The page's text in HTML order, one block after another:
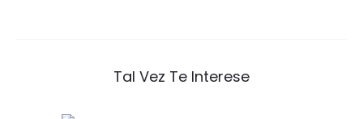
Tal Vez Te Interese